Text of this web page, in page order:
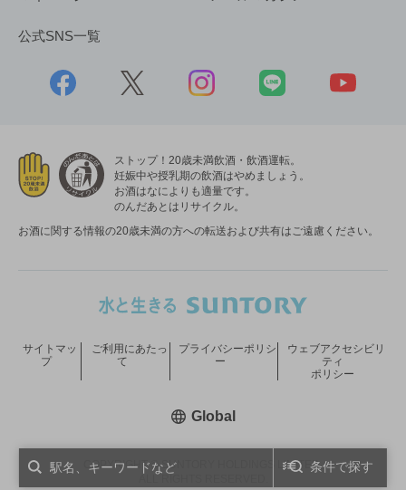
条件で探す
公式SNS一覧
ストップ！20歳未満飲酒・飲酒運転。
妊娠中や授乳期の飲酒はやめましょう。
お酒はなによりも適量です。
のんだあとはリサイクル。
お酒に関する情報の20歳未満の方への転送および共有はご遠慮ください。
COPYRIGHT © SUNTORY HOLDINGS LIMITED.
サイトマッ
プ
ご利用にあたっ
て
プライバシーポリシ
ー
ウェブアクセシビリ
ティ
ポリシー
Global新しいウィンドウで開く